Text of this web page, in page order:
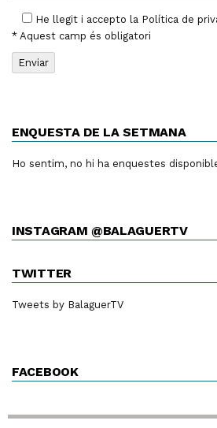
He llegit i accepto la Política de
* Aquest camp és obligatori
ENQUESTA DE LA SETMANA
Ho sentim, no hi ha enquestes
INSTAGRAM @BALAGUERTV
TWITTER
Tweets by BalaguerTV
FACEBOOK